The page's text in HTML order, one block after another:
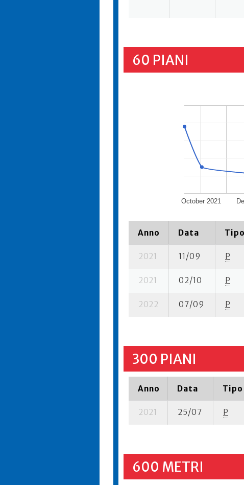
60 PIANI
October 2021
Anno Data Tipo
2021 11/09 P
2021 02/10 P
2022 07/09 P
300 PIANI
Anno Data Tipo
2021 25/07 P
600 METRI